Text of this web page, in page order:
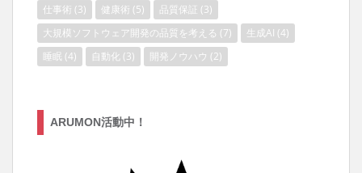
仕事術 (3) 健康術 (5) 品質保証 (3)
大規模ソフトウェア開発の品質を考える (7) 生成AI (4)
睡眠 (4) 自動化 (3) 開発ノウハウ (2)
ARUMON活動中！